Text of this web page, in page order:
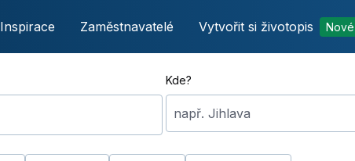
Inspirace Zaměstnavatelé Vytvořit si životopis Nové
Kde?
např. Jihlava